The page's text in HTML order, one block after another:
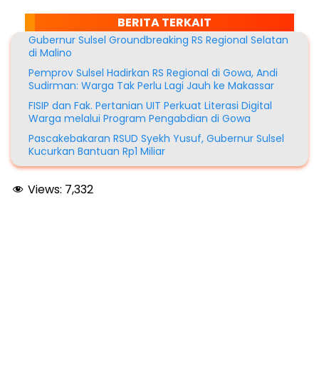
BERITA TERKAIT
Gubernur Sulsel Groundbreaking RS Regional Selatan
di Malino
Pemprov Sulsel Hadirkan RS Regional di Gowa, Andi
Sudirman: Warga Tak Perlu Lagi Jauh ke Makassar
FISIP dan Fak. Pertanian UIT Perkuat Literasi Digital
Warga melalui Program Pengabdian di Gowa
Pascakebakaran RSUD Syekh Yusuf, Gubernur Sulsel
Kucurkan Bantuan Rp1 Miliar
Views: 7,332